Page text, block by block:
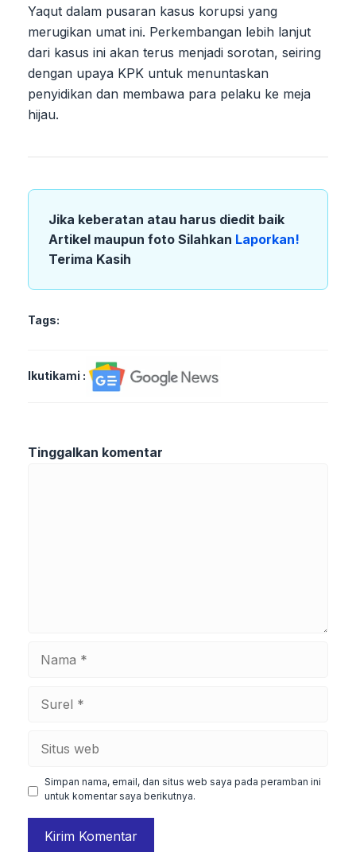
Yaqut dalam pusaran kasus korupsi yang
merugikan umat ini. Perkembangan lebih lanjut
dari kasus ini akan terus menjadi sorotan, seiring
dengan upaya KPK untuk menuntaskan
penyidikan dan membawa para pelaku ke meja
hijau.
Jika keberatan atau harus diedit baik
Artikel maupun foto Silahkan Laporkan!
Terima Kasih
Tags:
Ikutikami :
Tinggalkan komentar
web
Simpan nama, email, dan situs web saya pada peramban ini
untuk komentar saya berikutnya.